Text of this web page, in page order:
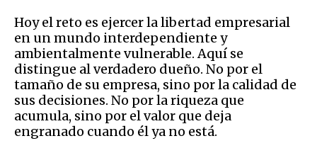
Hoy el reto es ejercer la libertad empresarial
en un mundo interdependiente y
ambientalmente vulnerable. Aquí se
distingue al verdadero dueño. No por el
tamaño de su empresa, sino por la calidad de
sus decisiones. No por la riqueza que
acumula, sino por el valor que deja
engranado cuando él ya no está.